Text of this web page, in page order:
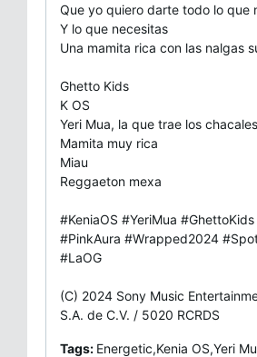
Que yo quiero darte todo lo que
Y lo que necesitas
Una mamita rica con las nalgas
Ghetto Kids
K OS
Yeri Mua, la que trae los
Mamita muy rica
Miau
Reggaeton mexa
#KeniaOS #YeriMua
#PinkAura #Wrapped2024
#LaOG
(C) 2024 Sony Music
S.A. de C.V. / 5020 RCRDS
Tags: Energetic,Kenia OS,Yeri